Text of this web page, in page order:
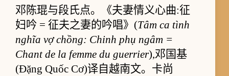
邓陈琨与段氏点。《夫妻情义心曲:征
妇吟 = 征夫之妻的吟唱》(Tâm ca tình
nghĩa vợ chồng: Chinh phụ ngâm =
Chant de la femme du guerrier),邓国基
(Đặng Quốc Cơ)译自越南文。卡尚